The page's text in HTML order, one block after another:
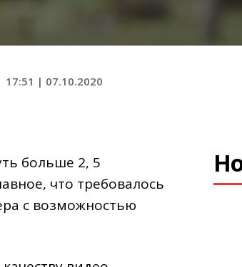
17:51 | 07.10.2020
больше 2, 5
что требовалось
с возможностью